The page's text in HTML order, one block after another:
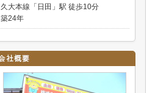
久大本線「日田」駅 徒歩10分
築24年